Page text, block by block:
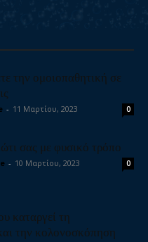
την ομοιοπαθητική σε
- 11 Μαρτίου, 2023 0
σας με φυσικό τρόπο
- 10 Μαρτίου, 2023 0
καταργεί τη
την κολονοσκόπηση